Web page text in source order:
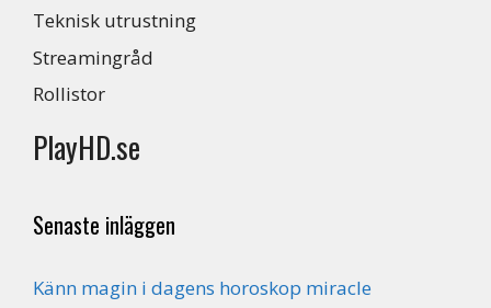
Teknisk utrustning
Streamingråd
Rollistor
PlayHD.se
Senaste inläggen
Känn magin i dagens horoskop miracle